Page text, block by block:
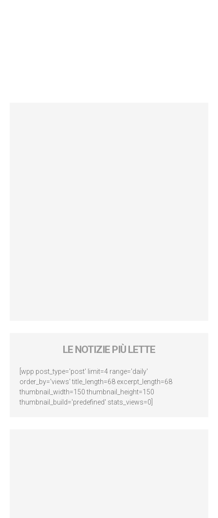
LE NOTIZIE PIÙ LETTE
[wpp post_type='post' limit=4 range='daily'
order_by='views' title_length=68 excerpt_length=68
thumbnail_width=150 thumbnail_height=150
thumbnail_build='predefined' stats_views=0]